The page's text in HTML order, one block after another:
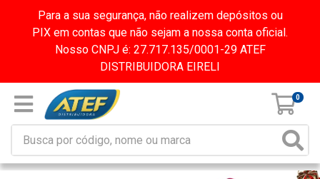
Para a sua segurança, não realizem depósitos ou
PIX em contas que não sejam a nossa conta oficial.
Nosso CNPJ é: 27.717.135/0001-29 ATEF
DISTRIBUIDORA EIRELI
0